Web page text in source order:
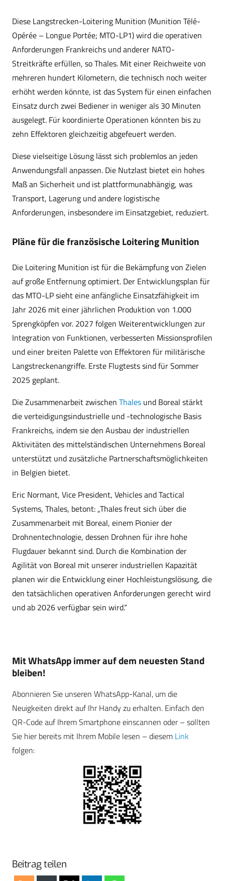
Diese Langstrecken-Loitering Munition (Munition Télé-
Opérée – Longue Portée; MTO-LP1) wird die operativen
Anforderungen Frankreichs und anderer NATO-
Streitkräfte erfüllen, so Thales. Mit einer Reichweite von
mehreren hundert Kilometern, die technisch noch weiter
erhöht werden könnte, ist das System für einen einfachen
Einsatz durch zwei Bediener in weniger als 30 Minuten
ausgelegt. Für koordinierte Operationen könnten bis zu
zehn Effektoren gleichzeitig abgefeuert werden.
Diese vielseitige Lösung lässt sich problemlos an jeden
Anwendungsfall anpassen. Die Nutzlast bietet ein hohes
Maß an Sicherheit und ist plattformunabhängig, was
Transport, Lagerung und andere logistische
Anforderungen, insbesondere im Einsatzgebiet, reduziert.
Pläne für die französische Loitering Munition
Die Loitering Munition ist für die Bekämpfung von Zielen
auf große Entfernung optimiert. Der Entwicklungsplan für
das MTO-LP sieht eine anfängliche Einsatzfähigkeit im
Jahr 2026 mit einer jährlichen Produktion von 1.000
Sprengköpfen vor. 2027 folgen Weiterentwicklungen zur
Integration von Funktionen, verbesserten Missionsprofilen
und einer breiten Palette von Effektoren für militärische
Langstreckenangriffe. Erste Flugtests sind für Sommer
2025 geplant.
Die Zusammenarbeit zwischen Thales und Boreal stärkt
die verteidigungsindustrielle und -technologische Basis
Frankreichs, indem sie den Ausbau der industriellen
Aktivitäten des mittelständischen Unternehmens Boreal
unterstützt und zusätzliche Partnerschaftsmöglichkeiten
in Belgien bietet.
Eric Normant, Vice President, Vehicles and Tactical
Systems, Thales, betont: „Thales freut sich über die
Zusammenarbeit mit Boreal, einem Pionier der
Drohnentechnologie, dessen Drohnen für ihre hohe
Flugdauer bekannt sind. Durch die Kombination der
Agilität von Boreal mit unserer industriellen Kapazität
planen wir die Entwicklung einer Hochleistungslösung, die
den tatsächlichen operativen Anforderungen gerecht wird
und ab 2026 verfügbar sein wird.“
Mit WhatsApp immer auf dem neuesten Stand
bleiben!
Abonnieren Sie unseren WhatsApp-Kanal, um die
Neuigkeiten direkt auf Ihr Handy zu erhalten. Einfach den
QR-Code auf Ihrem Smartphone einscannen oder – sollten
Sie hier bereits mit Ihrem Mobile lesen – diesem Link
folgen:
Beitrag teilen